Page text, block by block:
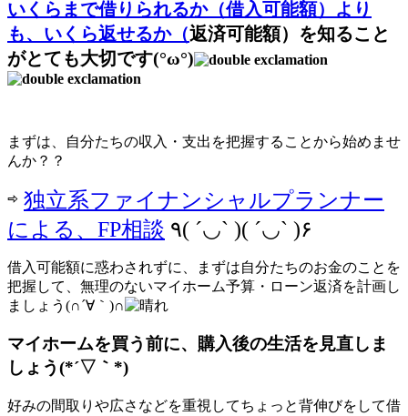
いくらまで借りられるか（借入可能額）より
も、いくら返せるか（返済可能額）を知ること
がとても大切です(°ω°)
まずは、自分たちの収入・支出を把握することから始めませ
んか？？
⇨ 独立系ファイナンシャルプランナー
による、FP相談
٩( ´◡` )( ´◡` )۶
借入可能額に惑わされずに、まずは自分たちのお金のことを
把握して、無理のないマイホーム予算・ローン返済を計画し
ましょう(∩´∀｀)∩
マイホームを買う前に、購入後の生活を見直しま
しょう(*´▽｀*)
好みの間取りや広さなどを重視してちょっと背伸びをして借